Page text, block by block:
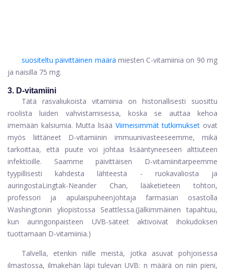
suositeltu päivittäinen määrä miesten C-vitamiinia on 90 mg
ja naisilla 75 mg.
3. D-vitamiini
Tätä rasvaliukoista vitamiinia on historiallisesti suosittu
roolista luiden vahvistamisessa, koska se auttaa kehoa
imemään kalsiumia. Mutta lisää Viimeisimmät tutkimukset ovat
myös liittäneet D-vitamiinin immuunivasteeseemme, mikä
tarkoittaa, että puute voi johtaa lisääntyneeseen alttiuteen
infektioille. Saamme päivittäisen D-vitamiinitarpeemme
tyypillisesti kahdesta lähteestä - ruokavaliosta ja
auringostaLingtak-Neander Chan, lääketieteen tohtori,
professori ja apulaispuheenjohtaja farmasian osastolla
Washingtonin yliopistossa Seattlessa.(Jälkimmäinen tapahtuu,
kun auringonpaisteen UVB-säteet aktivoivat ihokudoksen
tuottamaan D-vitamiinia.)
Talvella, etenkin niille meistä, jotka asuvat pohjoisessa
ilmastossa, ilmakehän läpi tulevan UVB: n määrä on niin pieni,